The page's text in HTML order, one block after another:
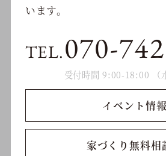
います。
TEL.070-
受付時間 9:00-18:00 （
イベント情報
家づくり無料相